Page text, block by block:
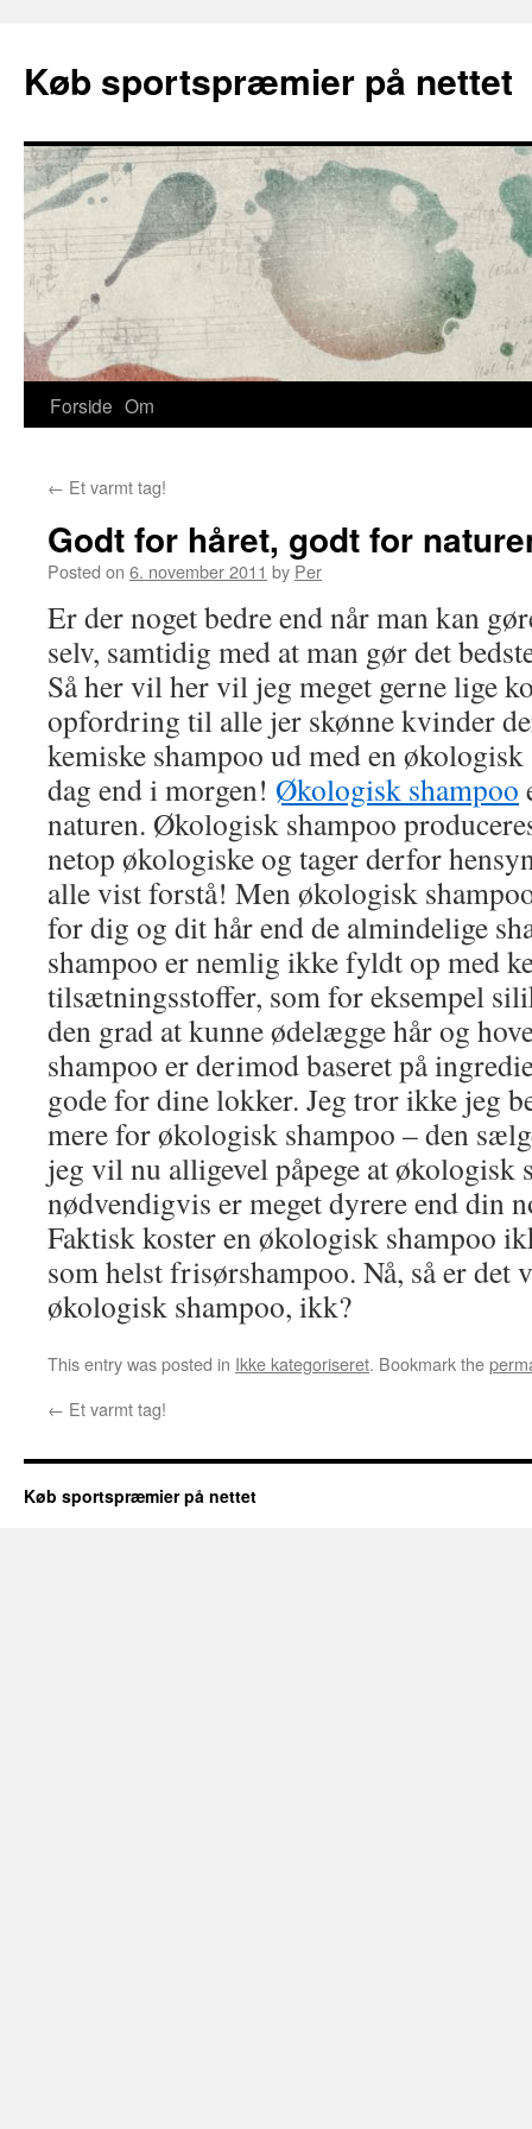
content
Køb sportspræmier på nettet
Forside Om
← Et varmt tag!
Godt for håret, godt for
Posted on 6. november 2011 by Per
Er der noget bedre end når man kan
selv, samtidig med at man gør det
Så her vil her vil jeg meget gerne lige
opfordring til alle jer skønne kvinder
kemiske shampoo ud med en
dag end i morgen! Økologisk shampoo
naturen. Økologisk shampoo
netop økologiske og tager derfor
alle vist forstå! Men økologisk
for dig og dit hår end de almindelige
shampoo er nemlig ikke fyldt op med
tilsætningsstoffer, som for eksempel
den grad at kunne ødelægge hår og
shampoo er derimod baseret på
gode for dine lokker. Jeg tror ikke jeg
mere for økologisk shampoo – den
jeg vil nu alligevel påpege at økologisk
nødvendigvis er meget dyrere end din
Faktisk koster en økologisk shampoo
som helst frisørshampoo. Nå, så er det
økologisk shampoo, ikk?
This entry was posted in Ikke kategoriseret. Bookmark the
← Et varmt tag!
Køb sportspræmier på nettet